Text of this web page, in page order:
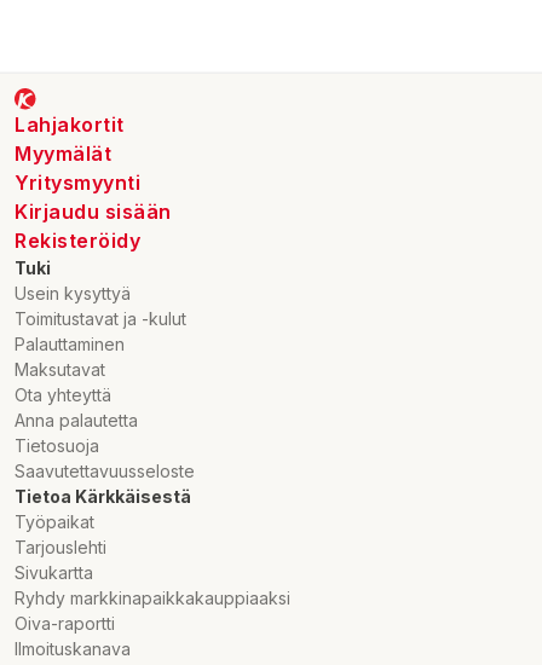
Lahjakortit
Myymälät
Yritysmyynti
Kirjaudu sisään
Rekisteröidy
Tuki
Usein kysyttyä
Toimitustavat ja -kulut
Palauttaminen
Maksutavat
Ota yhteyttä
Anna palautetta
Tietosuoja
Saavutettavuusseloste
Tietoa Kärkkäisestä
Työpaikat
Tarjouslehti
Sivukartta
Ryhdy markkinapaikkakauppiaaksi
Oiva-raportti
Ilmoituskanava